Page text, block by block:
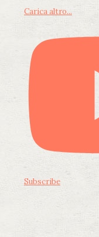
Carica altro...
Subscribe